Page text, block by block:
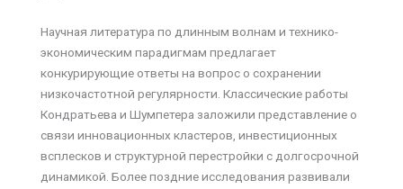
Научная литература по длинным волнам и технико-
экономическим парадигмам предлагает
конкурирующие ответы на вопрос о сохранении
низкочастотной регулярности. Классические работы
Кондратьева и Шумпетера заложили представление о
связи инновационных кластеров, инвестиционных
всплесков и структурной перестройки с долгосрочной
динамикой. Более поздние исследования развивали